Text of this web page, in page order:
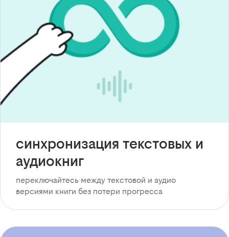
синхронизация текстовых и
аудиокниг
переключайтесь между текстовой и аудио
версиями книги без потери прогресса